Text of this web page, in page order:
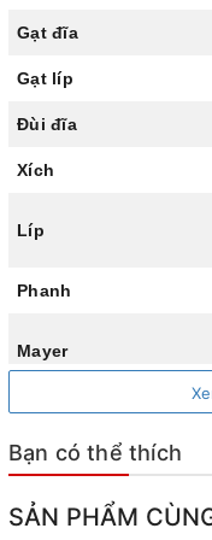
tăng độ bền cho hệ
Khung
Gạt đĩa
Gạt líp
Đùi đĩa
Xích
Líp
Phanh
Mayer
Chiều cao phù hợp xe
Bạn có thể thích
SẢN PHẨM